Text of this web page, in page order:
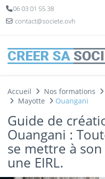
06 03 01 55 38
contact@societe.ovh
Accueil Nos formations
Mayotte
Ouangani
Guide de
Ouangani :
se mettre à
une EIRL.
Panneau de gestion des cookies